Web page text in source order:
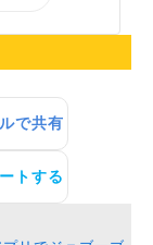
で共有
トする